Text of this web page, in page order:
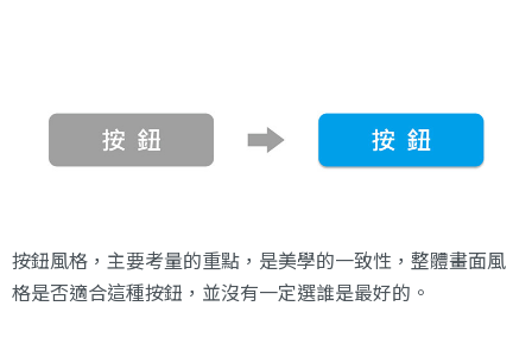
按鈕風格，主要考量的重點，是美學的一致性，整體畫面風
格是否適合這種按鈕，並沒有一定選誰是最好的。